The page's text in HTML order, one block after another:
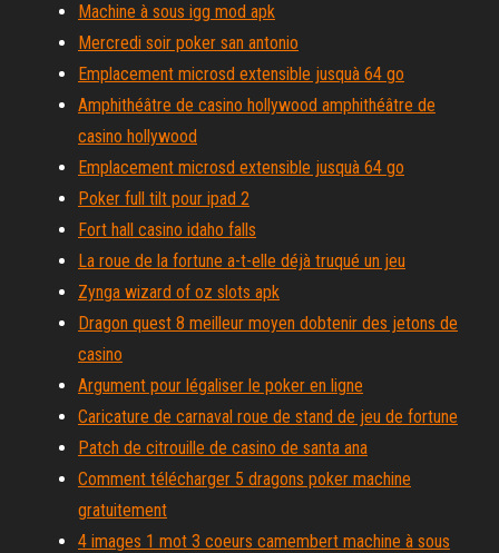
Machine à sous igg mod apk
Mercredi soir poker san antonio
Emplacement microsd extensible jusquà 64 go
Amphithéâtre de casino hollywood amphithéâtre de
casino hollywood
Emplacement microsd extensible jusquà 64 go
Poker full tilt pour ipad 2
Fort hall casino idaho falls
La roue de la fortune a-t-elle déjà truqué un jeu
Zynga wizard of oz slots apk
Dragon quest 8 meilleur moyen dobtenir des jetons de
casino
Argument pour légaliser le poker en ligne
Caricature de carnaval roue de stand de jeu de fortune
Patch de citrouille de casino de santa ana
Comment télécharger 5 dragons poker machine
gratuitement
4 images 1 mot 3 coeurs camembert machine à sous